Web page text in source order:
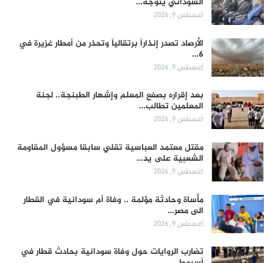
أغسطس 9, 2026
الأرصاد تصدر إنذاراً برتقالياً وتحذر من أمطار غزيرة في
6…
أغسطس 9, 2026
بعد إقراره بصفع المعلم وإشهار الطبنجة.. لجنة
المعلمين تطالب…
أغسطس 9, 2026
مقتل معتمد العباسية تقلي سابقا مسؤول المقاومة
الشعبية على يد…
أغسطس 9, 2026
مأساة وحادثة مؤلمة .. وفاة أم سودانية في القطار
الى مصر…
أغسطس 9, 2026
تضارب الروايات حول وفاة سودانية بحادث قطار في